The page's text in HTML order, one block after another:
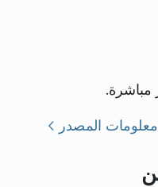
مباشرة.
المصدر